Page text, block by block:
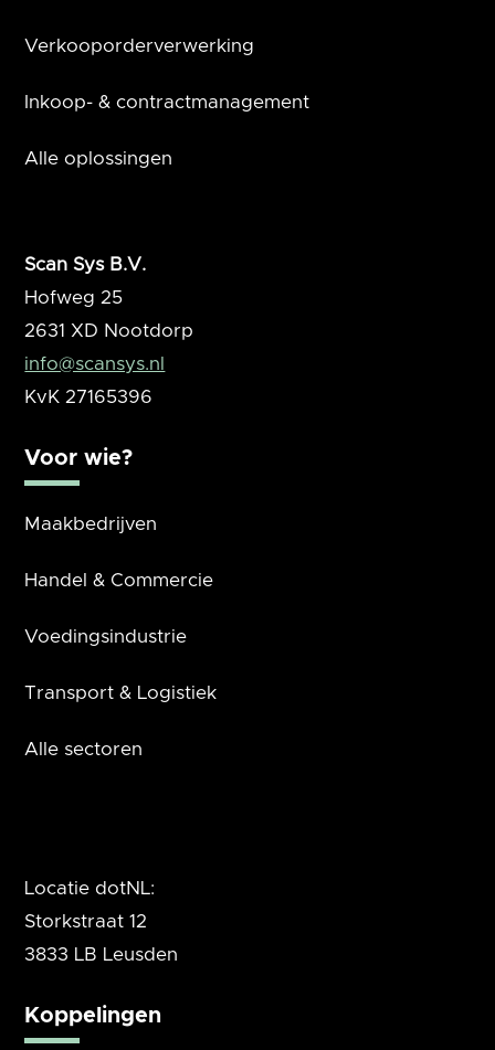
Verkooporderverwerking
Inkoop- & contractmanagement
Alle oplossingen
Scan Sys B.V.
Hofweg 25
2631 XD Nootdorp
info@scansys.nl
KvK 27165396
Voor wie?
Maakbedrijven
Handel & Commercie
Voedingsindustrie
Transport & Logistiek
Alle sectoren
Locatie dotNL:
Storkstraat 12
3833 LB Leusden
Koppelingen